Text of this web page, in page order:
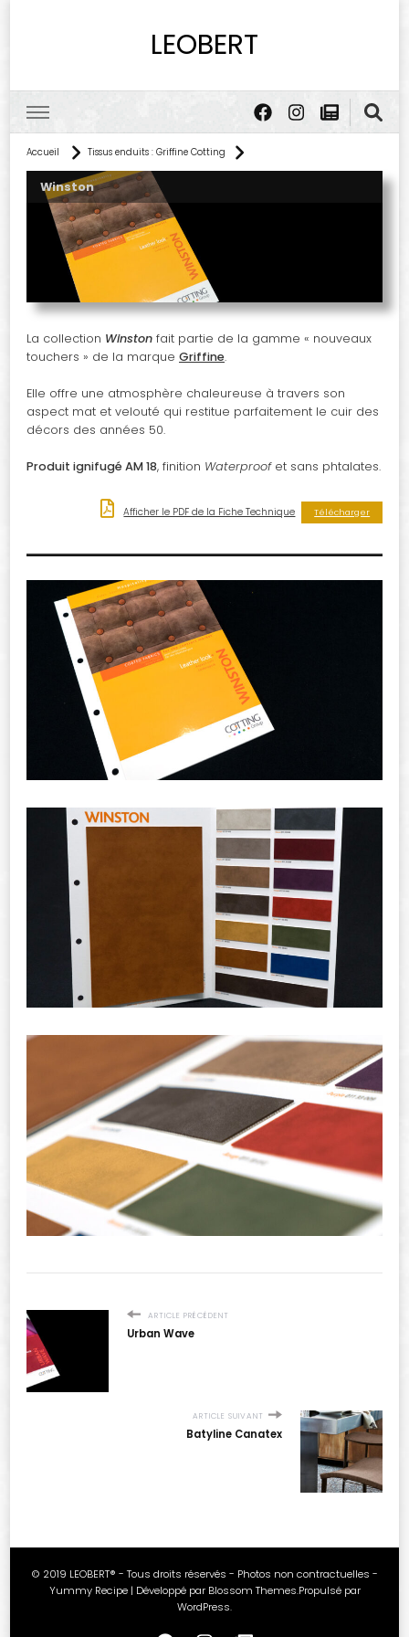
LEOBERT
Accueil Tissus enduits : Griffine Cotting
Winston
La collection Winston fait partie de la gamme « nouveaux
touchers » de la marque Griffine.
Elle offre une atmosphère chaleureuse à travers son
aspect mat et velouté qui restitue parfaitement le cuir des
décors des années 50.
Produit ignifugé AM 18, finition Waterproofet sans phtalates.
Afficher le PDF de la Fiche Technique Télécharger
ARTICLE PRÉCÉDENT
Urban Wave
ARTICLE SUIVANT
Batyline Canatex
© 2019 LEOBERT® - Tous droits réservés - Photos non contractuelles -
Yummy Recipe | Développé par Blossom Themes.Propulsé par
WordPress.